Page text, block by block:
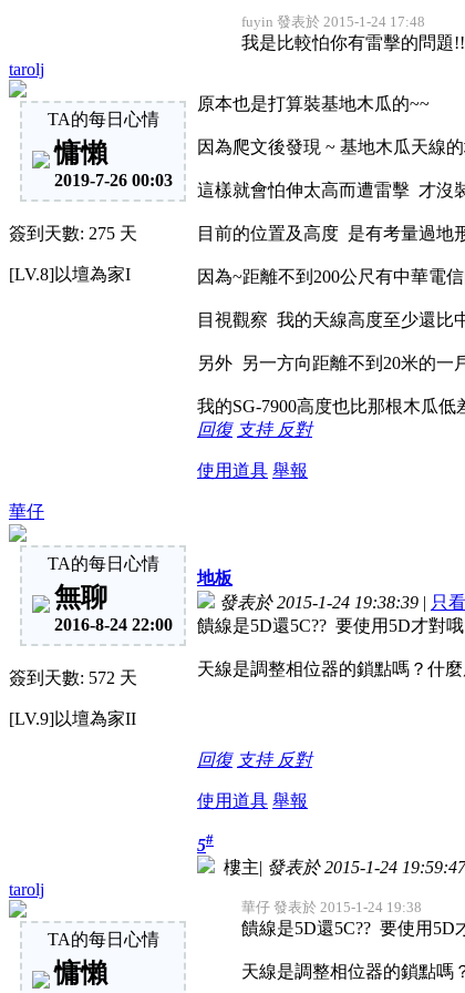
tarolj
TA的每日心情
慵懶
2019-7-26 00:03
簽到天數: 275 天
[LV.8]以壇為家I
fuyin 發表於 2015-1-24 17:48
我是比較怕你有雷擊的問題
原本也是打算裝基地木瓜的~~
因為爬文後發現 ~ 基地木瓜天線
這樣就會怕伸太高而遭雷擊 才沒
目前的位置及高度 是有考量過地
因為~距離不到200公尺有中華電
目視觀察 我的天線高度至少還比
另外 另一方向距離不到20米的一
我的SG-7900高度也比那根木瓜
回復 支持 反對
使用道具 舉報
華仔
TA的每日心情
無聊
2016-8-24 22:00
簽到天數: 572 天
[LV.9]以壇為家II
地板
發表於 2015-1-24 19:38:39 | 只
饋線是5D還5C?? 要使用5D才對哦
天線是調整相位器的鎖點嗎？什
回復 支持 反對
使用道具 舉報
tarolj
TA的每日心情
慵懶
5#
樓主| 發表於 2015-1-24 19:59:47
華仔 發表於 2015-1-24 19:38
饋線是5D還5C?? 要使用5D
天線是調整相位器的鎖點嗎